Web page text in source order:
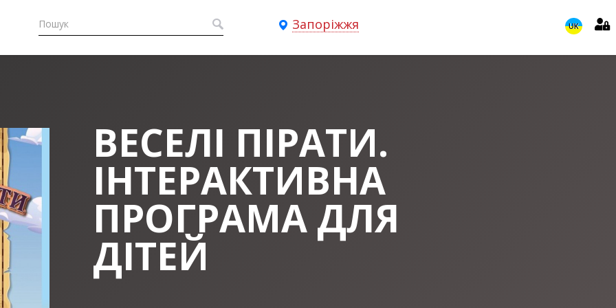
Запоріжжя UK
ВЕСЕЛІ ПІРАТИ.
ІНТЕРАКТИВНА
ПРОГРАМА ДЛЯ
ДІТЕЙ